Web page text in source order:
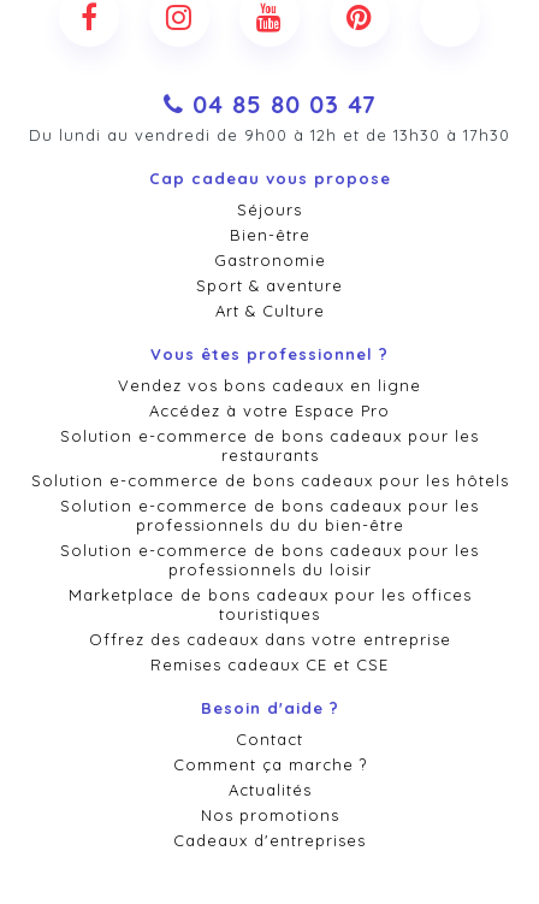
04 85 80 03 47
Du lundi au vendredi de 9h00 à 12h et de 13h30 à 17h30
Cap cadeau vous propose
Séjours
Bien-être
Gastronomie
Sport & aventure
Art & Culture
Vous êtes professionnel ?
Vendez vos bons cadeaux en ligne
Accédez à votre Espace Pro
Solution e-commerce de bons cadeaux pour les
restaurants
Solution e-commerce de bons cadeaux pour les hôtels
Solution e-commerce de bons cadeaux pour les
professionnels du du bien-être
Solution e-commerce de bons cadeaux pour les
professionnels du loisir
Marketplace de bons cadeaux pour les offices
touristiques
Offrez des cadeaux dans votre entreprise
Remises cadeaux CE et CSE
Besoin d'aide ?
Contact
Comment ça marche ?
Actualités
Nos promotions
Cadeaux d'entreprises